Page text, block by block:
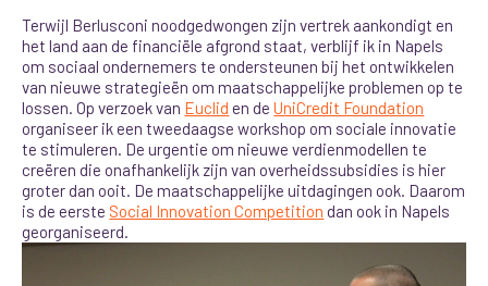
Terwijl Berlusconi noodgedwongen zijn vertrek aankondigt en
het land aan de financiële afgrond staat, verblijf ik in Napels
om sociaal ondernemers te ondersteunen bij het ontwikkelen
van nieuwe strategieën om maatschappelijke problemen op te
lossen. Op verzoek van Euclid en deUniCredit Foundation
organiseer ik een tweedaagse workshop om sociale innovatie
te stimuleren. De urgentie om nieuwe verdienmodellen te
creëren die onafhankelijk zijn van overheidssubsidies is hier
groter dan ooit. De maatschappelijke uitdagingen ook. Daarom
is de eerste Social Innovation Competition dan ook in Napels
georganiseerd.